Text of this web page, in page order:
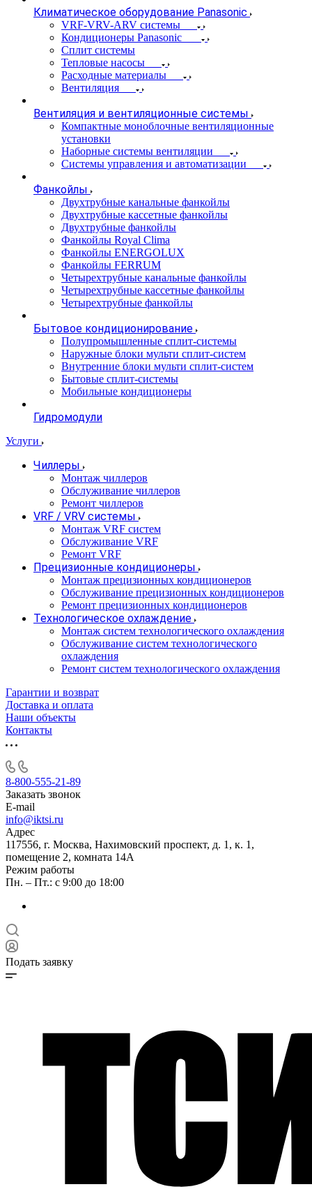
Климатическое оборудование Panasonic
VRF-VRV-ARV системы
Кондиционеры Panasonic
Сплит системы
Тепловые насосы
Расходные материалы
Вентиляция
Вентиляция и вентиляционные системы
Компактные моноблочные вентиляционные
установки
Наборные системы вентиляции
Системы управления и автоматизации
Фанкойлы
Двухтрубные канальные фанкойлы
Двухтрубные кассетные фанкойлы
Двухтрубные фанкойлы
Фанкойлы Royal Clima
Фанкойлы ENERGOLUX
Фанкойлы FERRUM
Четырехтрубные канальные фанкойлы
Четырехтрубные кассетные фанкойлы
Четырехтрубные фанкойлы
Бытовое кондиционирование
Полупромышленные сплит-системы
Наружные блоки мульти сплит-систем
Внутренние блоки мульти сплит-систем
Бытовые сплит-системы
Мобильные кондиционеры
Гидромодули
Услуги
Чиллеры
Монтаж чиллеров
Обслуживание чиллеров
Ремонт чиллеров
VRF / VRV системы
Монтаж VRF систем
Обслуживание VRF
Ремонт VRF
Прецизионные кондиционеры
Монтаж прецизионных кондиционеров
Обслуживание прецизионных кондиционеров
Ремонт прецизионных кондиционеров
Технологическое охлаждение
Монтаж систем технологического охлаждения
Обслуживание систем технологического
охлаждения
Ремонт систем технологического охлаждения
Гарантии и возврат
Доставка и оплата
Наши объекты
Контакты
8-800-555-21-89
Заказать звонок
E-mail
info@iktsi.ru
Адрес
117556, г. Москва, Нахимовский проспект, д. 1, к. 1,
помещение 2, комната 14А
Режим работы
Пн. – Пт.: с 9:00 до 18:00
Подать заявку